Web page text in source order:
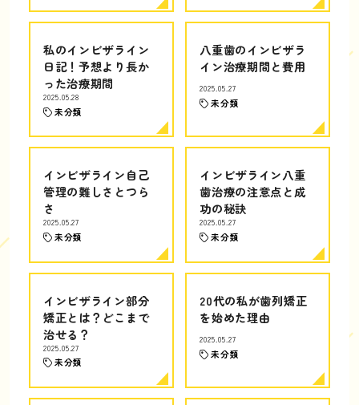
私のインビザライン
日記！予想より長か
った治療期間
2025.05.28
未分類
八重歯のインビザラ
イン治療期間と費用
2025.05.27
未分類
インビザライン自己
管理の難しさとつら
さ
2025.05.27
未分類
インビザライン八重
歯治療の注意点と成
功の秘訣
2025.05.27
未分類
インビザライン部分
矯正とは？どこまで
治せる？
2025.05.27
未分類
20代の私が歯列矯正
を始めた理由
2025.05.27
未分類